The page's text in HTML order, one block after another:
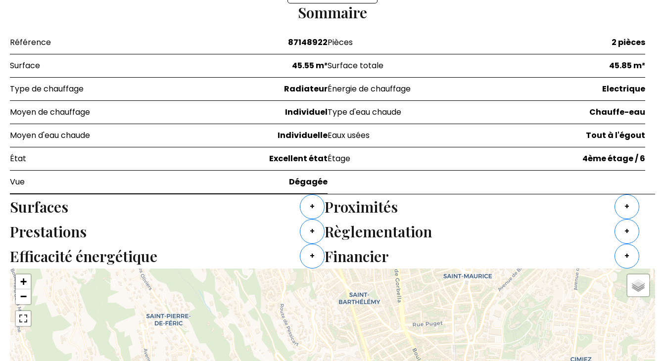
Sommaire
Référence 87148922Pièces 2 pièces
Surface 45.55 m²Surface totale 45.85 m²
Type de chauffage RadiateurÉnergie de chauffage Electrique
Moyen de chauffage IndividuelType d'eau chaude Chauffe-eau
Moyen d'eau chaude IndividuelleEaux usées Tout à l'égout
État Excellent étatÉtage 4ème étage / 6
Vue Dégagée
Surfaces + Proximités +
Prestations + Règlementation +
Efficacité énergétique + Financier +
+
−